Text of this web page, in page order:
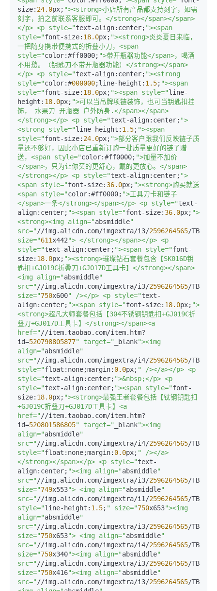
size: 24.0px; "><strong>小店所有产品都支持刻字，如需
刻字，拍之前联系客服即可。</strong></span></span>
</p> <p style="text-align:center; "><span
style="font-size: 18.0px; "><strong>炎炎夏日来临，
一把随身携带便携式的折叠小刀，<span
style="color:#ff0000; ">带开瓶器功能</span>，喝酒
不用愁。（钥匙刀不带开瓶器功能）</strong></span>
</p> <p style="text-align:center; "><strong
style="color:#000000;line-height: 1.5; "><span
style="font-size: 18.0px; "><span style="line-
height: 18.0px; ">可以当吊牌项链装饰，也可当钥匙扣挂
饰， 水果刀 开瓶器 户外防身.</span></span>
</strong></p> <p style="text-align:center; ">
<strong style="line-height: 1.5; "><span
style="font-size: 24.0px; ">部分客户跟我们反映链子质
量还不够好，因此小店已重新订购一批质量更好的链子赠
送，<span style="color:#ff0000; ">加量不加价
</span>，只为让你买的更舒心，戴的更放心。</span>
</strong></p> <p style="text-align:center; ">
<span style="font-size: 36.0px; "><strong>购买就送
<span style="color:#ff0000; ">工具刀卡和链子
</span>一条</strong></span></p> <p style="text-
align:center; "><span style="font-size: 36.0px; ">
<strong><img align="absmiddle"
src=" //img.alicdn.com/imgextra/i3/2596264565/
size="611x442"> </strong></span></p> <p
style="text-align:center; "><span style="font-
size: 18.0px; "><strong>璀璨钻石套餐包含【SK016D钥
匙扣+GJ019C折叠刀+GJ017D工具卡】</strong></span>
<img align="absmiddle"
src=" //img.alicdn.com/imgextra/i3/2596264565/
size="750x600" /></p> <p style="text-
align:center; "><span style="font-size: 18.0px; ">
<strong>超凡大师套餐包括【304不锈钢钥匙扣+GJ019C折
叠刀+GJ017D工具卡】</strong></span><a
href=" //item.taobao.com/item.htm?
id=520798805877" target=" _blank"><img
align="absmiddle"
src=" //img.alicdn.com/imgextra/i4/2596264565/
style="float:none;margin: 0.0px; " /></a></p> <p
style="text-align:center; ">&nbsp;</p> <p
style="text-align:center; "><span style="font-
size: 18.0px; "><strong>最强王者套餐包括【钛钢钥匙扣
+GJ019C折叠刀+GJ017D工具卡】<a
href=" //item.taobao.com/item.htm?
id=520801586805" target=" _blank"><img
align="absmiddle"
src=" //img.alicdn.com/imgextra/i4/2596264565/
style="float:none;margin: 0.0px; " /></a>
</strong></span></p> <p style="text-
align:center; "><img align="absmiddle"
src=" //img.alicdn.com/imgextra/i3/2596264565/
size="749x553"> <img align="absmiddle"
src=" //img.alicdn.com/imgextra/i1/2596264565/
style="line-height: 1.5; " size="750x653"><img
align="absmiddle"
src=" //img.alicdn.com/imgextra/i3/2596264565/
size="750x653"> <img align="absmiddle"
src=" //img.alicdn.com/imgextra/i4/2596264565/
size="750x340"><img align="absmiddle"
src=" //img.alicdn.com/imgextra/i3/2596264565/
size="750x416"><img align="absmiddle"
src=" //img.alicdn.com/imgextra/i3/2596264565/